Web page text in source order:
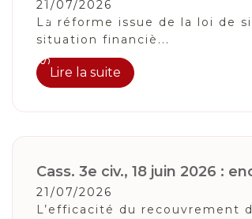
21/07/2026
La réforme issue de la loi de
situation financiè...
Lire la suite
Cass. 3e civ., 18 juin 2026 :
21/07/2026
L’efficacité du recouvrement